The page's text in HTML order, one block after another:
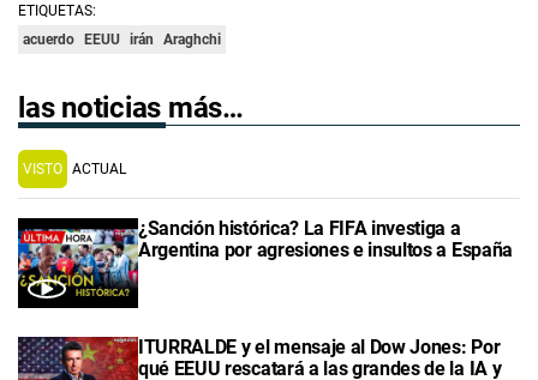
ETIQUETAS:
acuerdo
EEUU irán Araghchi
las noticias más…
VISTO ACTUAL
¿Sanción histórica? La FIFA investiga a
Argentina por agresiones e insultos a España
ITURRALDE y el mensaje al Dow Jones: Por
qué EEUU rescatará a las grandes de la IA y